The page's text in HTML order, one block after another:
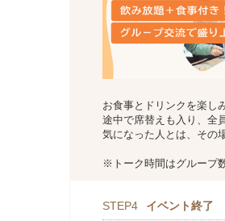
お食事とドリンクを楽し
途中で席替えも入り、全
気になった人とは、その
※トーク時間はグループ
STEP4 イベント終了